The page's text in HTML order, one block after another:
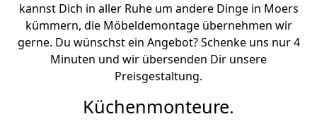
kannst Dich in aller Ruhe um andere Dinge in Moers
kümmern, die Möbeldemontage übernehmen wir
gerne. Du wünschst ein Angebot? Schenke uns nur 4
Minuten und wir übersenden Dir unsere
Preisgestaltung.
Küchenmonteure.